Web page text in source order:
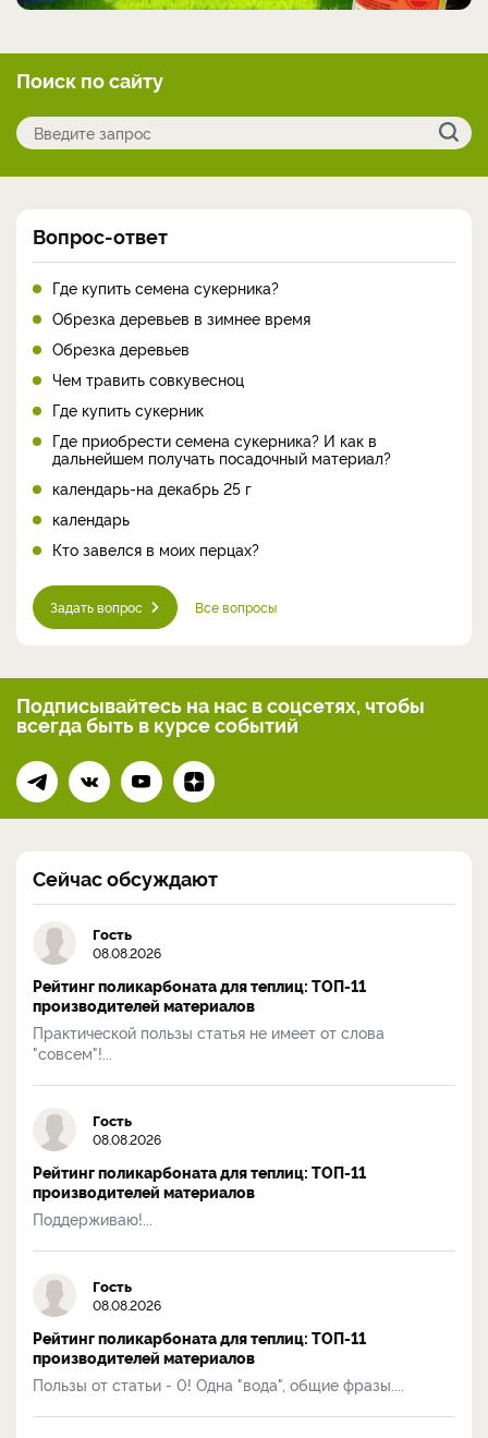
Поиск по сайту
Вопрос-ответ
Где купить семена сукерника?
Обрезка деревьев в зимнее время
Обрезка деревьев
Чем травить совкувесноц
Где купить сукерник
Где приобрести семена сукерника? И как в
дальнейшем получать посадочный материал?
календарь-на декабрь 25 г
календарь
Кто завелся в моих перцах?
Задать вопрос Все вопросы
Подписывайтесь на нас в соцсетях, чтобы
всегдабыть в курсе событий
Сейчас обсуждают
Гость
08.08.2026
Рейтинг поликарбоната для теплиц: ТОП-11
производителей материалов
Практической пользы статья не имеет от слова
"совсем"!...
Гость
08.08.2026
Рейтинг поликарбоната для теплиц: ТОП-11
производителей материалов
Поддерживаю!...
Гость
08.08.2026
Рейтинг поликарбоната для теплиц: ТОП-11
производителей материалов
Пользы от статьи - 0! Одна "вода", общие фразы....